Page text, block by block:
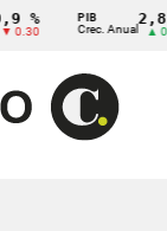
PIB
Crec. Anual
2,8 %
▲ 0.10